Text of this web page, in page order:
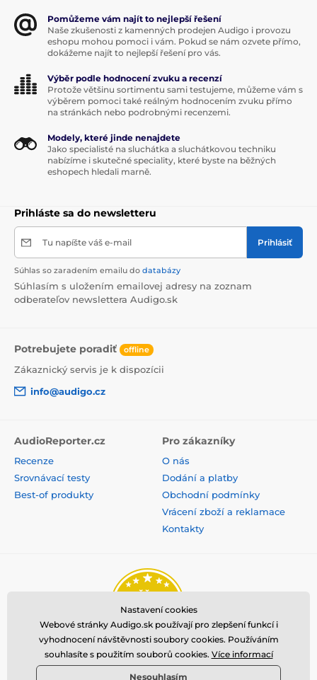
Pomůžeme vám najít to nejlepší řešení
Naše zkušenosti z kamenných prodejen Audigo i provozu
eshopu mohou pomoci i vám. Pokud se nám ozvete přímo,
dokážeme najít to nejlepší řešení pro vás.
Výběr podle hodnocení zvuku a recenzí
Protože většinu sortimentu sami testujeme, můžeme vám s
výběrem pomoci také reálným hodnocením zvuku přímo
na stránkách nebo podrobnými recenzemi.
Modely, které jinde nenajdete
Jako specialisté na sluchátka a sluchátkovou techniku
nabízíme i skutečné speciality, které byste na běžných
eshopech hledali marně.
Prihláste sa do newsletteru
Tu napíšte váš e-mail Prihlásiť
Súhlas so zaradením emailu do databázy
Súhlasím s uložením emailovej adresy na zoznam
odberateľov newslettera Audigo.sk
Potrebujete poradiť offline
Zákaznický servis je k dispozícii
info@audigo.cz
AudioReporter.cz
Recenze
Srovnávací testy
Best-of produkty
Pro zákazníky
O nás
Dodání a platby
Obchodní podmínky
Vrácení zboží a reklamace
Kontakty
Nastavení cookies
Webové stránky Audigo.sk používají pro zlepšení funkcí i
vyhodnocení návštěvnosti soubory cookies. Používáním
souhlasíte s použitím souborů cookies. Více informací
Nesouhlasím